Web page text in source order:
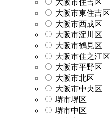
大阪市住吉区
大阪市東住吉区
大阪市西成区
大阪市淀川区
大阪市鶴見区
大阪市住之江区
大阪市平野区
大阪市北区
大阪市中央区
堺市堺区
堺市中区